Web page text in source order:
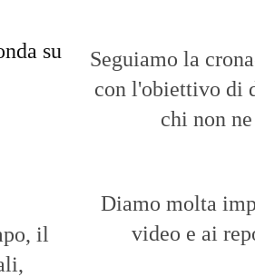
su
il
Seguiamo la
con l'obiettivo di
chi non
Diamo molta
video e ai